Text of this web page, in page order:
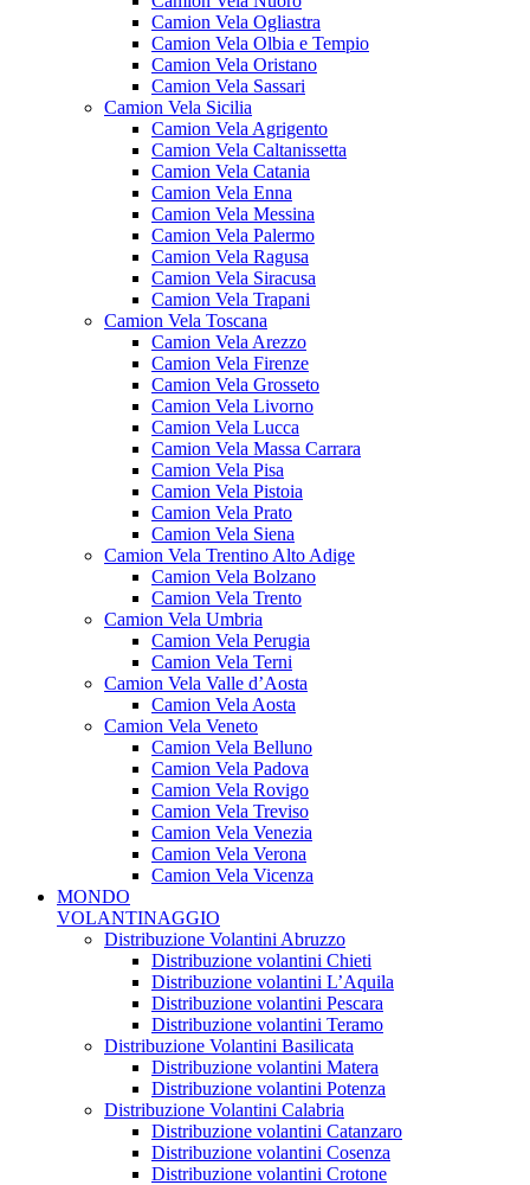
Camion Vela Ogliastra
Camion Vela Olbia e Tempio
Camion Vela Oristano
Camion Vela Sassari
Camion Vela Sicilia
Camion Vela Agrigento
Camion Vela Caltanissetta
Camion Vela Catania
Camion Vela Enna
Camion Vela Messina
Camion Vela Palermo
Camion Vela Ragusa
Camion Vela Siracusa
Camion Vela Trapani
Camion Vela Toscana
Camion Vela Arezzo
Camion Vela Firenze
Camion Vela Grosseto
Camion Vela Livorno
Camion Vela Lucca
Camion Vela Massa Carrara
Camion Vela Pisa
Camion Vela Pistoia
Camion Vela Prato
Camion Vela Siena
Camion Vela Trentino Alto Adige
Camion Vela Bolzano
Camion Vela Trento
Camion Vela Umbria
Camion Vela Perugia
Camion Vela Terni
Camion Vela Valle d’Aosta
Camion Vela Aosta
Camion Vela Veneto
Camion Vela Belluno
Camion Vela Padova
Camion Vela Rovigo
Camion Vela Treviso
Camion Vela Venezia
Camion Vela Verona
Camion Vela Vicenza
MONDO
VOLANTINAGGIO
Distribuzione Volantini Abruzzo
Distribuzione volantini Chieti
Distribuzione volantini L’Aquila
Distribuzione volantini Pescara
Distribuzione volantini Teramo
Distribuzione Volantini Basilicata
Distribuzione volantini Matera
Distribuzione volantini Potenza
Distribuzione Volantini Calabria
Distribuzione volantini Catanzaro
Distribuzione volantini Cosenza
Distribuzione volantini Crotone